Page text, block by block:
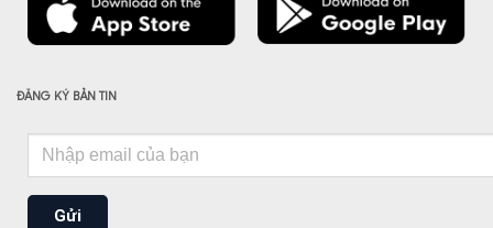
ĐĂNG KÝ BẢN TIN
Gửi